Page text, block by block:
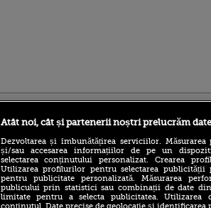
Atât noi, cât și partenerii noștri prelucrăm
Dezvoltarea și îmbunătățirea serviciilor. Măsurarea
și/sau accesarea informațiilor de pe un
selectarea conținutului personalizat. Crearea
Utilizarea profilurilor pentru selectarea publicității
pentru publicitate personalizată. Măsurarea
publicului prin statistici sau combinații de date
limitate pentru a selecta publicitatea. Utilizarea